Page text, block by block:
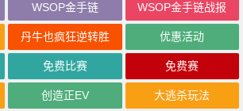
WSOP金手链 WSOP金手链战报
丹牛也疯狂逆转胜 优惠活动
免费比赛 免费赛
创造正EV 大逃杀玩法